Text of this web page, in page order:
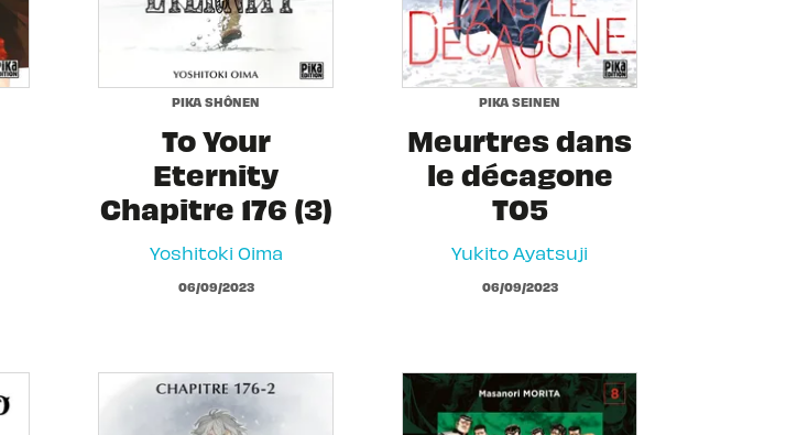
PIKA SHÔNEN
To Your
Eternity
Chapitre 176 (3)
Yoshitoki Oima
06/09/2023
PIKA SEINEN
Meurtres dans
le décagone
T05
Yukito Ayatsuji
06/09/2023